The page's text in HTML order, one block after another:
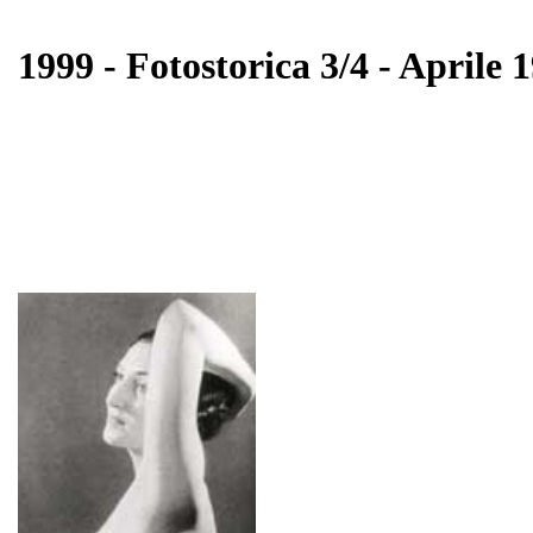
1999 - Fotostorica 3/4 - Aprile